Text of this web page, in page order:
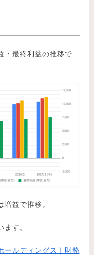
・最終利益の推移で
益で推移。
す。
ールディングス｜財務